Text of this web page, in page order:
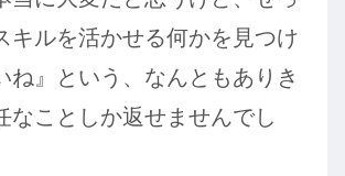
キルを活かせる何かを見つけ
ね』という、なんともありき
なことしか返せませんでし